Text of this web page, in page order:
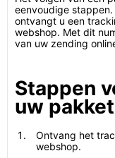
eenvoudige
ontvangt u een
webshop. Met dit
van uw zending
Stappen
uw pakket
Ontvang het
webshop.